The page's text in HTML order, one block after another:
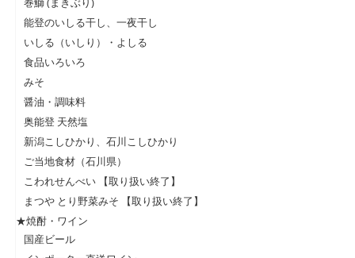
能登のいしる干し、一夜干し
いしる（いしり）・よしる
食品いろいろ
みそ
醤油・調味料
奥能登 天然塩
新潟こしひかり、石川こしひかり
ご当地食材（石川県）
こわれせんべい 【取り扱い終了】
まつや とり野菜みそ 【取り扱い終了】
★焼酎・ワイン
国産ビール